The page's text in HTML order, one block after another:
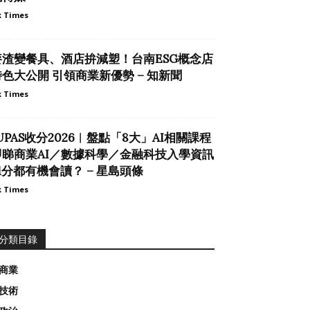
Times
變餐具、酒店拚減塑！台南ESG概念店
大公開 引領商業新優勢 – 知新聞
Times
收分2026︱盤點「8大」AI相關課程
睇商業AI／數據科學／金融科技入學資訊
分都有機會讀？ – 星島頭條
Times
類目錄
業
術